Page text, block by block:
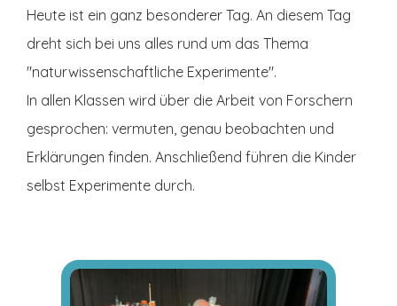
Heute ist ein ganz besonderer Tag. An diesem Tag
dreht sich bei uns alles rund um das Thema
"naturwissenschaftliche Experimente".
In allen Klassen wird über die Arbeit von Forschern
gesprochen: vermuten, genau beobachten und
Erklärungen finden. Anschließend führen die Kinder
selbst Experimente durch.